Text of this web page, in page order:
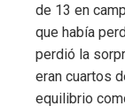
de 13 en
que había
perdió la
eran cuartos
equilibrio